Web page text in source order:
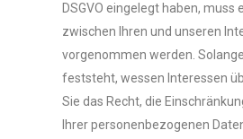
DSGVO eingelegt haben, muss
zwischen Ihren und unseren
vorgenommen werden.
feststeht, wessen Interessen
Sie das Recht, die
Ihrer personenbezogenen